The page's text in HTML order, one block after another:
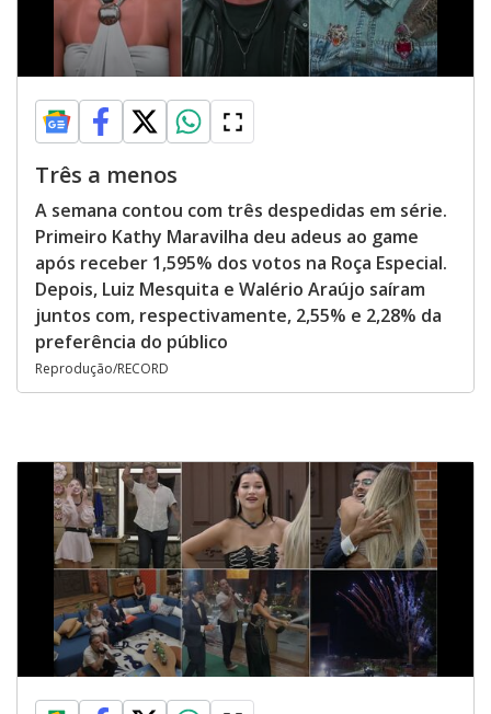
Três a menos
A semana contou com três despedidas em série.
Primeiro Kathy Maravilha deu adeus ao game
após receber 1,595% dos votos na Roça Especial.
Depois, Luiz Mesquita e Walério Araújo saíram
juntos com, respectivamente, 2,55% e 2,28% da
preferência do público
Reprodução/RECORD